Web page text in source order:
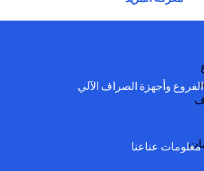
الفروع وأجهزة الصراف الآلي
معلومات عناعنا